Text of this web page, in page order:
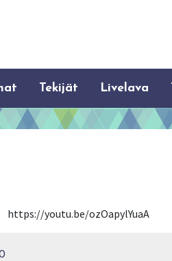
Tekijät Livelava
https://youtu.be/ozOapylYuaA